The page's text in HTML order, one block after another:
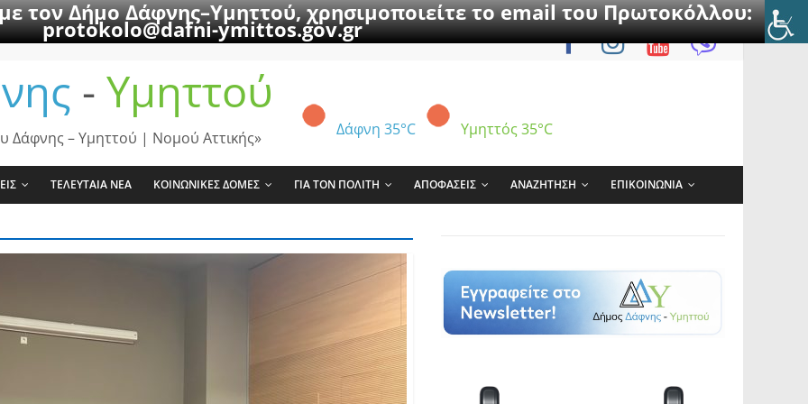
τον Δήμο Δάφνης–Υμηττού, χρησιμοποιείτε το email του Πρωτοκόλλου:
protokolo@dafni-ymittos.gov.gr
- Υμηττού
Δάφνη 35°C Υμηττός 35°C
Δάφνης – Υμηττού | Νομού Αττικής»
ΤΕΛΕΥΤΑΙΑ ΝΕΑ ΚΟΙΝΩΝΙΚΕΣ ΔΟΜΕΣ ΓΙΑ ΤΟΝ ΠΟΛΙΤΗ ΑΠΟΦΑΣΕΙΣ ΑΝΑΖΗΤΗΣΗ ΕΠΙΚΟΙΝΩΝΙΑ